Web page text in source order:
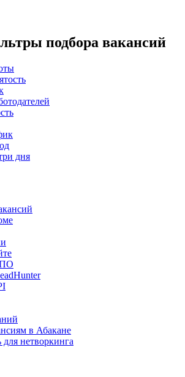
подбора вакансий
дня
ПО
в Абакане
для нетворкинга